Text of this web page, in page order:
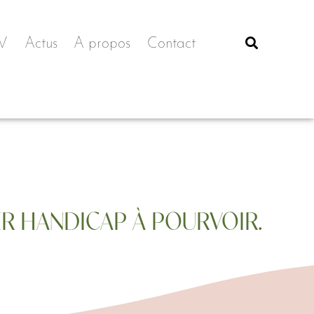
Actus A propos Contact
HANDICAP À POURVOIR.